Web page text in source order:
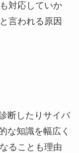
対応していか
言われる原因
断したりサイバ
な知識を幅広く
ることも理由